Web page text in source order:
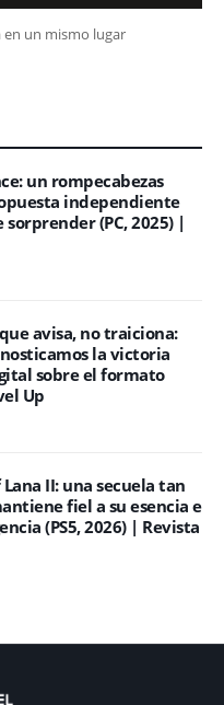
un mismo lugar
un rompecabezas
independiente
(PC, 2025) |
avisa, no traiciona:
la victoria
sobre el formato
Up
II: una secuela tan
fiel a su esencia e
(PS5, 2026) | Revista